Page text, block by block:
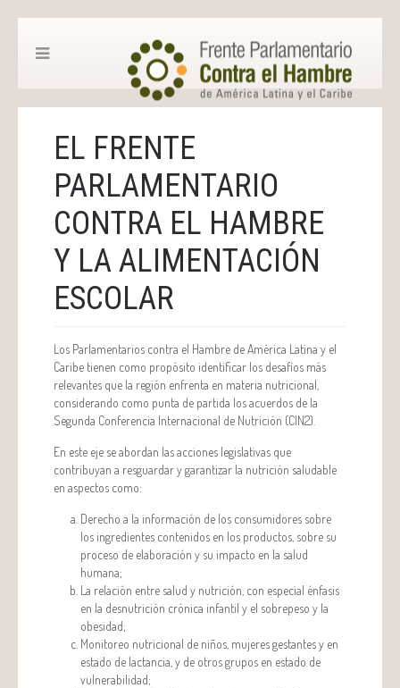
EL FRENTE
PARLAMENTARIO
CONTRA EL HAMBRE
Y LA ALIMENTACIÓN
ESCOLAR
Los Parlamentarios contra el Hambre de América Latina y el
Caribe tienen como propósito identificar los desafíos más
relevantes que la región enfrenta en materia nutricional,
considerando como punta de partida los acuerdos de la
Segunda Conferencia Internacional de Nutrición (CIN2).
En este eje se abordan las acciones legislativas que
contribuyan a resguardar y garantizar la nutrición saludable
en aspectos como:
Derecho a la información de los consumidores sobre
los ingredientes contenidos en los productos, sobre su
proceso de elaboración y su impacto en la salud
humana;
La relación entre salud y nutrición, con especial énfasis
en la desnutrición crónica infantil y el sobrepeso y la
obesidad;
Monitoreo nutricional de niños, mujeres gestantes y en
estado de lactancia, y de otros grupos en estado de
vulnerabilidad;